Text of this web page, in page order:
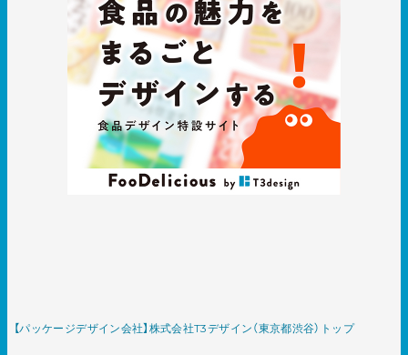
【パッケージデザイン会社】株式会社T3デザイン（東京都渋谷）トップ